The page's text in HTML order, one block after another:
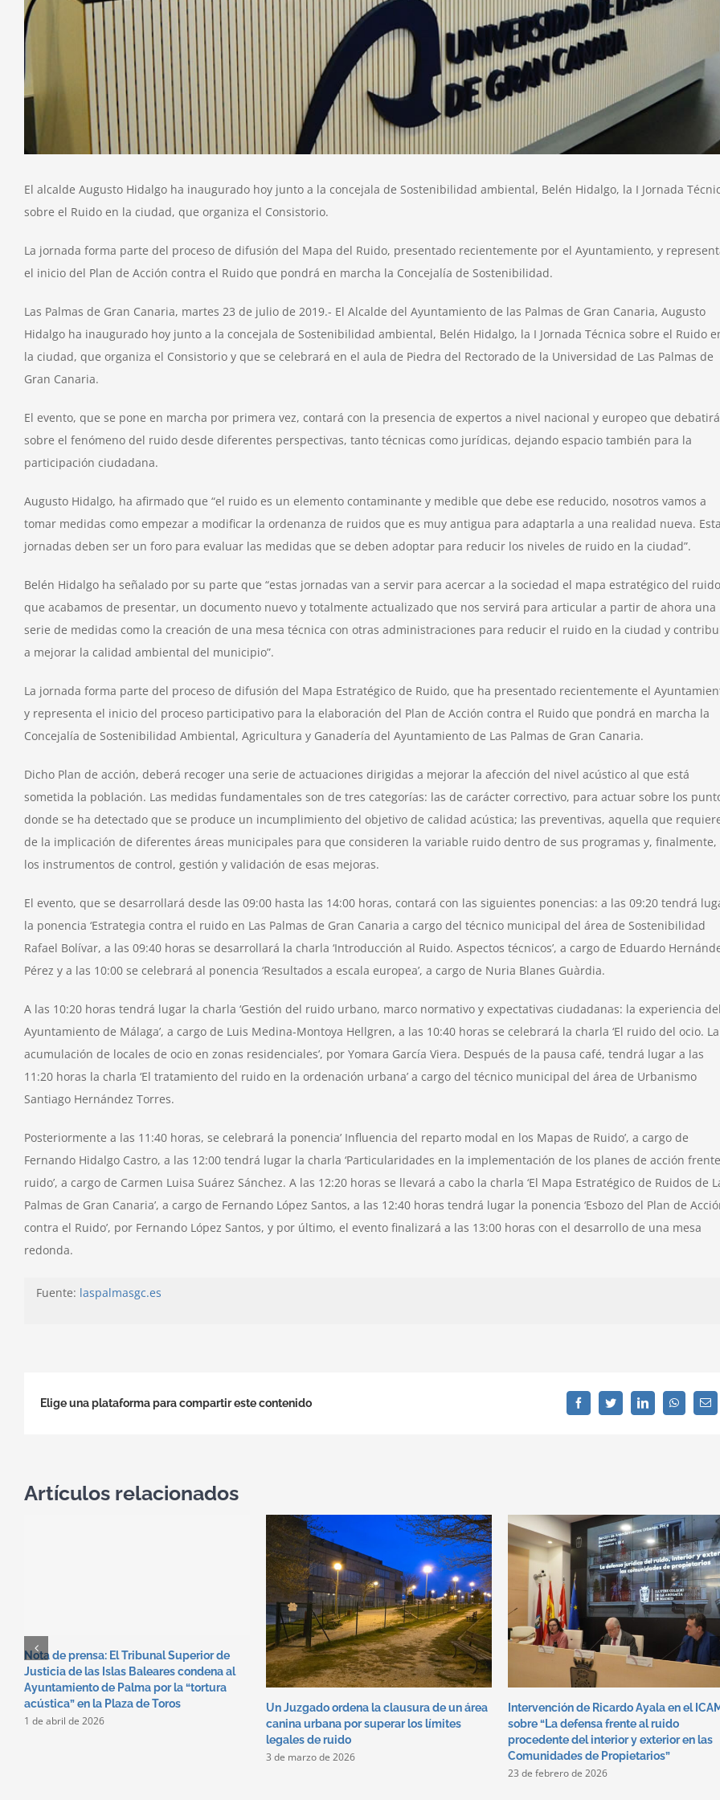
ruido
en
grandes
ciudades
El alcalde Augusto Hidalgo ha inaugurado hoy junto a la concejala de Sostenibilidad ambiental, Belén Hidalgo, la I Jornada
sobre el Ruido en la ciudad, que organiza el Consistorio.
La jornada forma parte del proceso de difusión del Mapa del Ruido, presentado recientemente por el Ayuntamiento, y
el inicio del Plan de Acción contra el Ruido que pondrá en marcha la Concejalía de Sostenibilidad.
Las Palmas de Gran Canaria, martes 23 de julio de 2019.- El Alcalde del Ayuntamiento de las Palmas de Gran Canaria, Augusto
Hidalgo ha inaugurado hoy junto a la concejala de Sostenibilidad ambiental, Belén Hidalgo, la I Jornada Técnica sobre el Ruido
la ciudad, que organiza el Consistorio y que se celebrará en el aula de Piedra del Rectorado de la Universidad de Las Palmas de
Gran Canaria.
El evento, que se pone en marcha por primera vez, contará con la presencia de expertos a nivel nacional y europeo que
sobre el fenómeno del ruido desde diferentes perspectivas, tanto técnicas como jurídicas, dejando espacio también para la
participación ciudadana.
Augusto Hidalgo, ha afirmado que “el ruido es un elemento contaminante y medible que debe ese reducido, nosotros vamos a
tomar medidas como empezar a modificar la ordenanza de ruidos que es muy antigua para adaptarla a una realidad nueva.
jornadas deben ser un foro para evaluar las medidas que se deben adoptar para reducir los niveles de ruido en la ciudad”.
Belén Hidalgo ha señalado por su parte que “estas jornadas van a servir para acercar a la sociedad el mapa estratégico del ruido
que acabamos de presentar, un documento nuevo y totalmente actualizado que nos servirá para articular a partir de ahora una
serie de medidas como la creación de una mesa técnica con otras administraciones para reducir el ruido en la ciudad y
a mejorar la calidad ambiental del municipio”.
La jornada forma parte del proceso de difusión del Mapa Estratégico de Ruido, que ha presentado recientemente el
y representa el inicio del proceso participativo para la elaboración del Plan de Acción contra el Ruido que pondrá en marcha la
Concejalía de Sostenibilidad Ambiental, Agricultura y Ganadería del Ayuntamiento de Las Palmas de Gran Canaria.
Dicho Plan de acción, deberá recoger una serie de actuaciones dirigidas a mejorar la afección del nivel acústico al que está
sometida la población. Las medidas fundamentales son de tres categorías: las de carácter correctivo, para actuar sobre los
donde se ha detectado que se produce un incumplimiento del objetivo de calidad acústica; las preventivas, aquella que
de la implicación de diferentes áreas municipales para que consideren la variable ruido dentro de sus programas y, finalmente,
los instrumentos de control, gestión y validación de esas mejoras.
El evento, que se desarrollará desde las 09:00 hasta las 14:00 horas, contará con las siguientes ponencias: a las 09:20 tendrá
la ponencia ‘Estrategia contra el ruido en Las Palmas de Gran Canaria a cargo del técnico municipal del área de Sostenibilidad
Rafael Bolívar, a las 09:40 horas se desarrollará la charla ‘Introducción al Ruido. Aspectos técnicos’, a cargo de Eduardo
Pérez y a las 10:00 se celebrará al ponencia ‘Resultados a escala europea’, a cargo de Nuria Blanes Guàrdia.
A las 10:20 horas tendrá lugar la charla ‘Gestión del ruido urbano, marco normativo y expectativas ciudadanas: la experiencia del
Ayuntamiento de Málaga’, a cargo de Luis Medina-Montoya Hellgren, a las 10:40 horas se celebrará la charla ‘El ruido del ocio. La
acumulación de locales de ocio en zonas residenciales’, por Yomara García Viera. Después de la pausa café, tendrá lugar a las
11:20 horas la charla ‘El tratamiento del ruido en la ordenación urbana’ a cargo del técnico municipal del área de Urbanismo
Santiago Hernández Torres.
Posteriormente a las 11:40 horas, se celebrará la ponencia’ Influencia del reparto modal en los Mapas de Ruido’, a cargo de
Fernando Hidalgo Castro, a las 12:00 tendrá lugar la charla ‘Particularidades en la implementación de los planes de acción
ruido’, a cargo de Carmen Luisa Suárez Sánchez. A las 12:20 horas se llevará a cabo la charla ‘El Mapa Estratégico de Ruidos de
Palmas de Gran Canaria’, a cargo de Fernando López Santos, a las 12:40 horas tendrá lugar la ponencia ‘Esbozo del Plan de
contra el Ruido’, por Fernando López Santos, y por último, el evento finalizará a las 13:00 horas con el desarrollo de una mesa
redonda.
Fuente: laspalmasgc.es
Elige una plataforma para compartir este contenido FacebookTwitterLinkedInWhatsApp
Artículos relacionados
Nota de prensa: El Tribunal Superior de
Justicia de las Islas Baleares condena al
Ayuntamiento de Palma por la “tortura
acústica” en la Plaza de Toros
1 de abril de 2026
Un Juzgado ordena la clausura de un área
canina urbana por superar los límites
legales de ruido
3 de marzo de 2026
Intervención de Ricardo Ayala en el
sobre “La defensa frente al ruido
procedente del interior y exterior en las
Comunidades de Propietarios”
23 de febrero de 2026